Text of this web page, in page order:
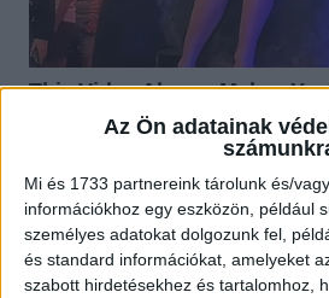
Az Ön adatainak
Mi és 1733 partnereink tárolunk és/
információkhoz egy eszközön, például
személyes adatokat dolgozunk fel,
és standard információkat, amelyeket
szabott hirdetésekhez és tartalomhoz,